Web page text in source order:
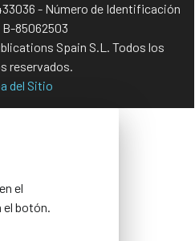
- Número de Identificación
85062503
Spain S.L. Todos los
reservados.
del Sitio
el
el botón.